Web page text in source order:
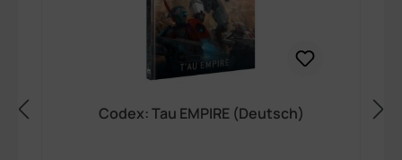
Codex: Tau EMPIRE (Deutsch)